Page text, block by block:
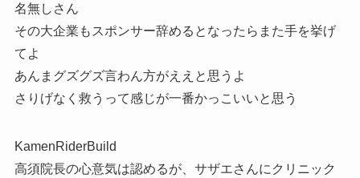
名無しさん
その大企業もスポンサー辞めるとなったらまた手を挙げ
てよ
あんまグズグズ言わん方がええと思うよ
さりげなく救うって感じが一番かっこいいと思う
KamenRiderBuild
高須院長の心意気は認めるが、サザエさんにクリニック